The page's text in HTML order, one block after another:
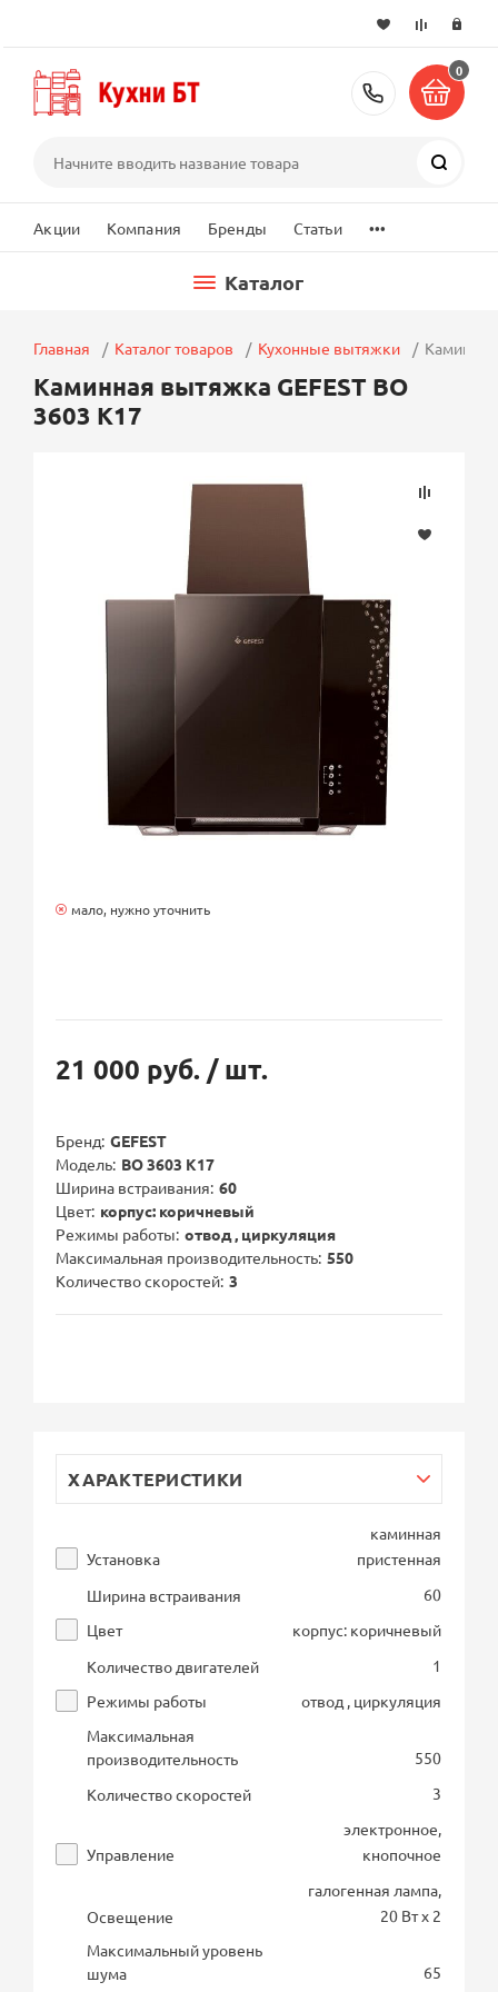
+7 (495)
0
Акции Компания Бренды Статьи ...
Каталог
Главная Каталог товаров Кухонные вытяжки
Каминная вытяжка GEFEST ВО
3603 К17
мало, нужно уточнить
21 000 руб. / шт.
Бренд GEFEST
Модель ВО 3603 К17
Ширина встраивания 60
Цвет корпус: коричневый
Режимы работы отвод , циркуляция
Максимальная производительность 550
Количество скоростей 3
ХАРАКТЕРИСТИКИ
Установка
каминная
пристенная
Ширина встраивания
60
Цвет
корпус: коричневый
Количество двигателей
1
Режимы работы
отвод , циркуляция
Максимальная
производительность
550
Количество скоростей
3
Управление
электронное,
кнопочное
Освещение
галогенная лампа,
20 Вт х 2
Максимальный уровень
шума
65